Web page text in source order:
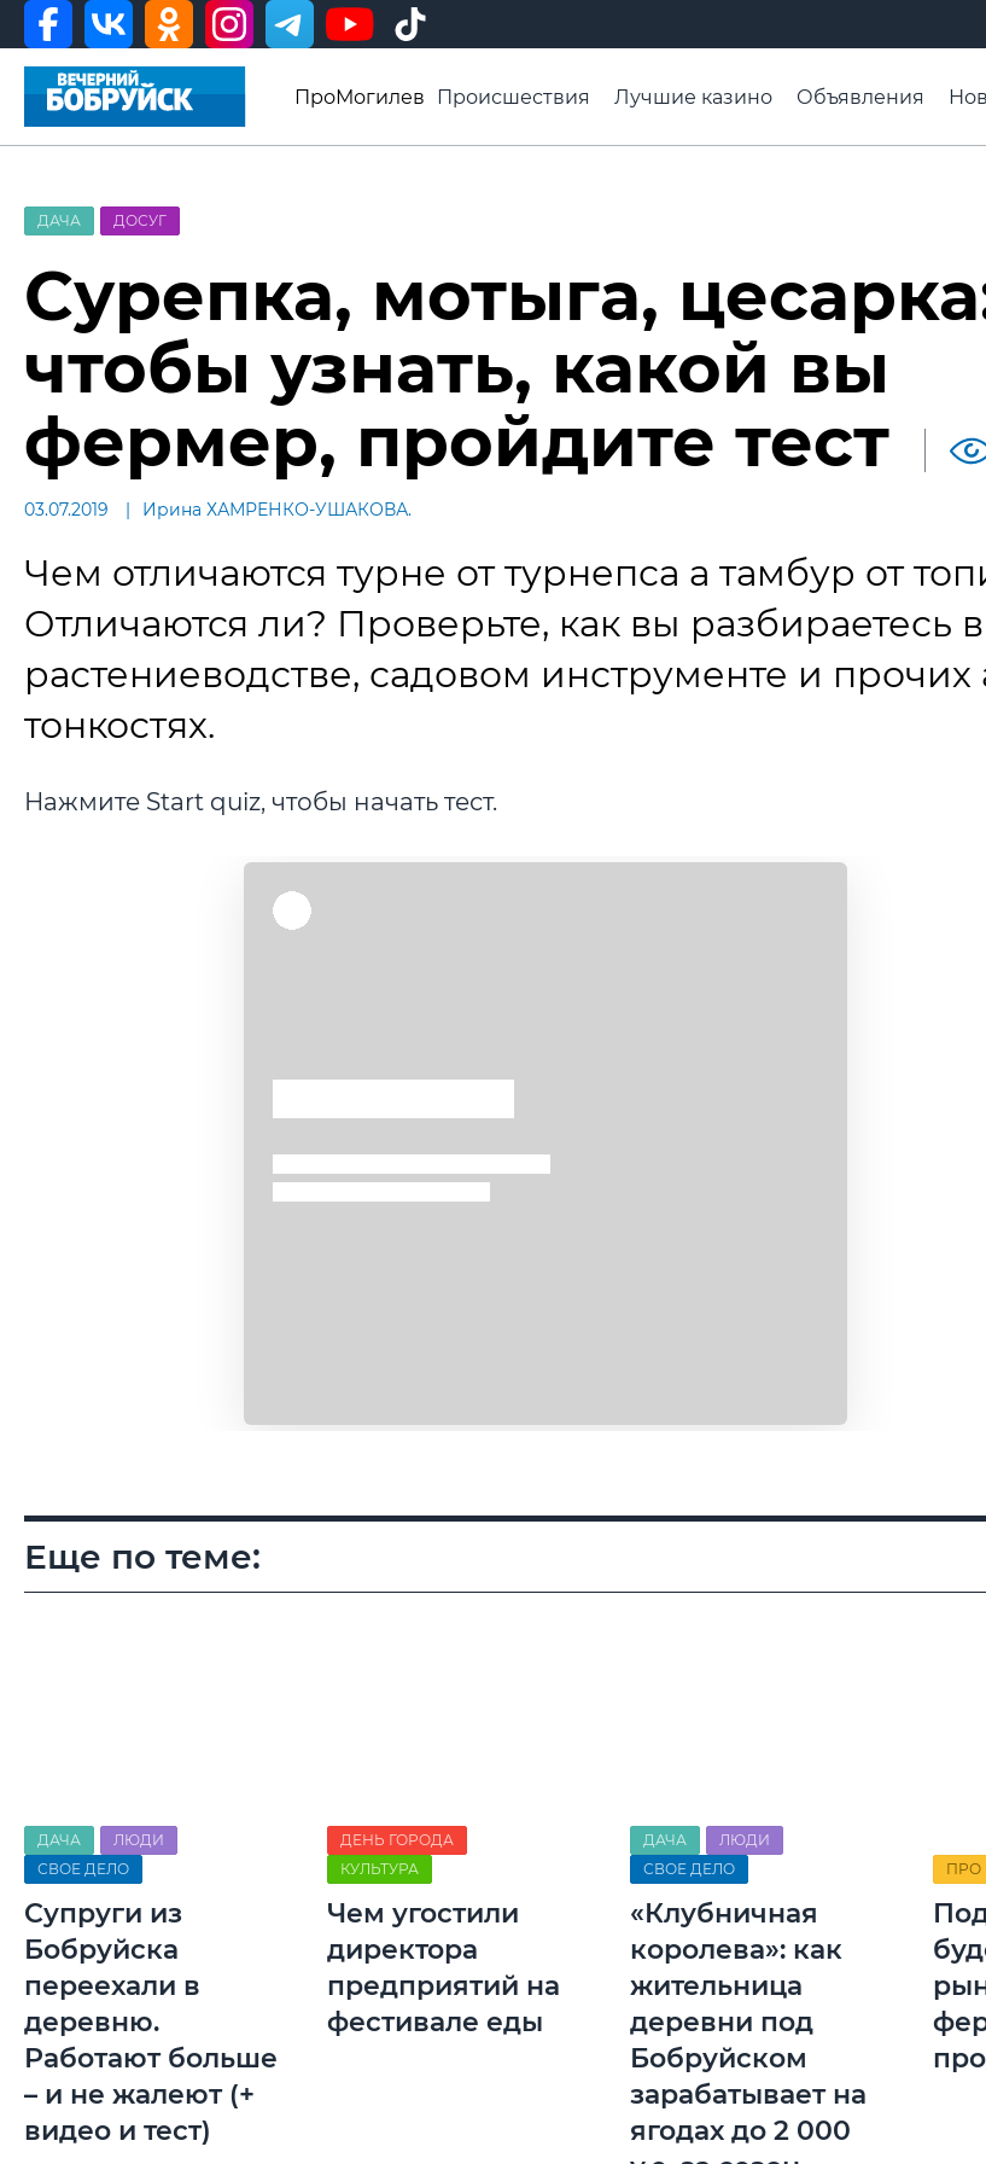
ПроМогилев Происшествия Лучшие казино Объявления
Видео ВБ
ДАЧА ДОСУГ
Сурепка, мотыга,
чтобы узнать, какой вы
фермер, пройдите тест
03.07.2019 Ирина ХАМРЕНКО-УШАКОВА.
Чем отличаются турне от турнепса а тамбур от
Отличаются ли? Проверьте, как вы разбираетесь в
растениеводстве, садовом инструменте и прочих
тонкостях.
Нажмите Start quiz, чтобы начать тест.
Еще по теме:
ДАЧА
ЛЮДИ
СВОЕ ДЕЛО
Супруги из
Бобруйска
переехали в
деревню.
Работают больше
– и не жалеют (+
видео и тест)
ДЕНЬ ГОРОДА
КУЛЬТУРА
Чем угостили
директора
предприятий на
фестивале еды
ДАЧА
ЛЮДИ
СВОЕ ДЕЛО
«Клубничная
королева»: как
жительница
деревни под
Бобруйском
зарабатывает на
ягодах до 2 000
ПРО